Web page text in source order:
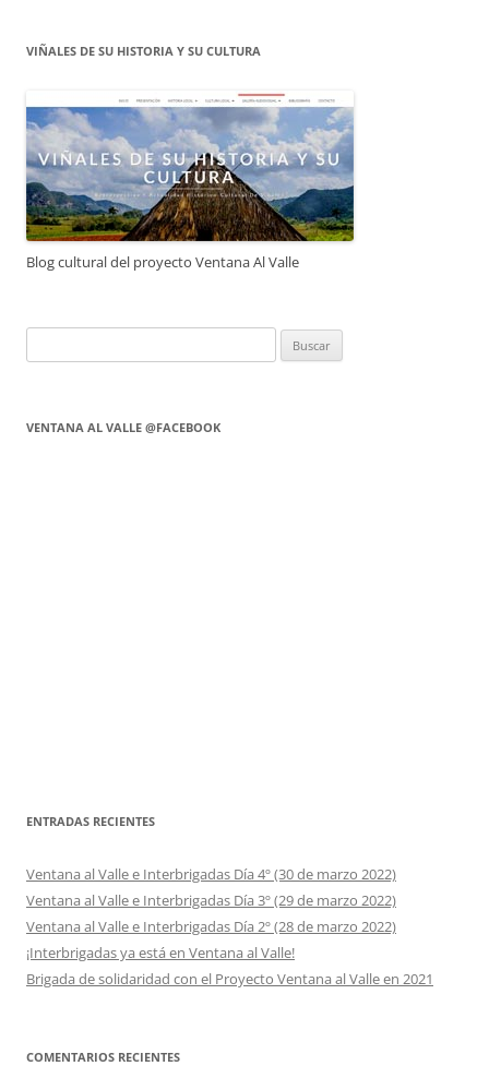
VIÑALES DE SU HISTORIA Y SU CULTURA
Blog cultural del proyecto Ventana Al Valle
VENTANA AL VALLE @FACEBOOK
ENTRADAS RECIENTES
Ventana al Valle e Interbrigadas Día 4º (30 de marzo 2022)
Ventana al Valle e Interbrigadas Día 3º (29 de marzo 2022)
Ventana al Valle e Interbrigadas Día 2º (28 de marzo 2022)
¡Interbrigadas ya está en Ventana al Valle!
Brigada de solidaridad con el Proyecto Ventana al Valle en 2021
COMENTARIOS RECIENTES